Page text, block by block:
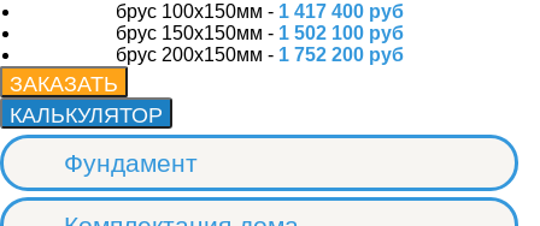
брус 100х150мм - 1 417 400 руб
брус 150х150мм - 1 502 100 руб
брус 200х150мм - 1 752 200 руб
Фундамент